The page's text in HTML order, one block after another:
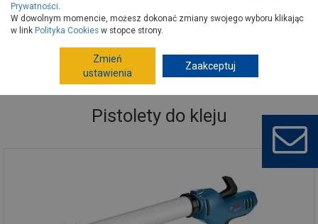
Pistolety do kleju
Prywatności.
W dowolnym momencie, możesz dokonać zmiany swojego wyboru klikając
w link Polityka Cookies w stopce strony.
Zmień
ustawienia
Zaakceptuj